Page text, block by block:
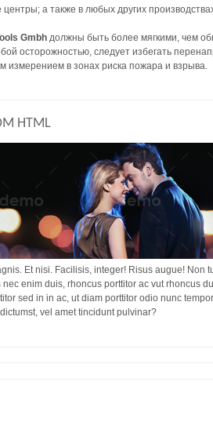
а также в любых других
Gmbh должны быть более мягкими, чем
осторожностью, следует избегать
измерением в зонах риска пожара и взрыва.
HTML
Et nisi. Facilisis, integer! Risus augue! Non
nec enim duis, rhoncus porttitor ac vut rhoncus
sed in in ac, ut diam porttitor odio nunc
vel amet tincidunt pulvinar?